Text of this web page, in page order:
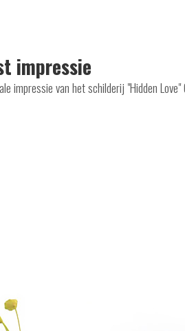
impressie
impressie van het schilderij "Hidden